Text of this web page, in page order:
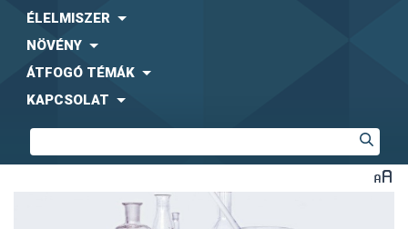
ÉLELMISZER
NÖVÉNY
ÁTFOGÓ TÉMÁK
KAPCSOLAT